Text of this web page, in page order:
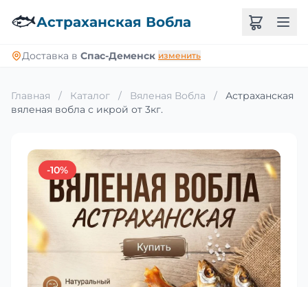
🐟Астраханская Вобла
Доставка в Спас-Деменск изменить
Главная / Каталог / Вяленая Вобла /
Астраханская
вяленая вобла с икрой от 3кг.
-10%